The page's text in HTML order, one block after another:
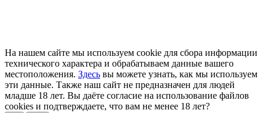
На нашем сайте мы используем cookie для сбора информации
технического характера и обрабатываем данные вашего
местоположения. Здесь вы можете узнать, как мы используем
эти данные. Также наш сайт не предназначен для людей
младше 18 лет. Вы даёте согласие на использование файлов
cookies и подтверждаете, что вам не менее 18 лет?